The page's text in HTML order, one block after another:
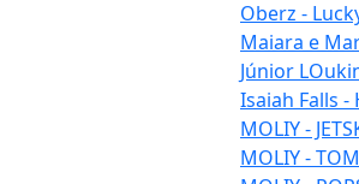
Oberz -
Maiara e
Júnior
Isaiah Falls -
MOLIY -
MOLIY -